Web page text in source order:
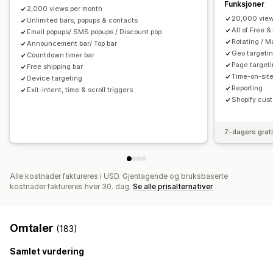
Atferdssporing
Ytelsessporing
Liste for innhenting av SMS-nummer
Utløsere og regler
Målretting
Geolokalisering Segmentering
Tagging
Rapportering
Analyse
2,000 views per month
Unlimited bars, popups & contacts
Email popups/ SMS popups / Discount pop
Announcement bar/ Top bar
Countdown timer bar
Free shipping bar
Device targeting
Exit-intent, time & scroll triggers
Funksjoner
20,000
All of Free &:
Rotating /
Geo
Page
Time-on-
Reporting
Shopify
7-dagers
Alle kostnader faktureres i USD. Gjentagende og bruksbaserte
kostnader faktureres hver 30. dag. Se alle prisalternativer
Omtaler (183)
Samlet vurdering